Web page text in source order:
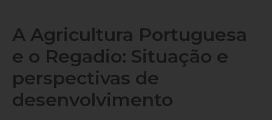
A Agricultura Portuguesa
e o Regadio: Situação e
perspectivas de
desenvolvimento